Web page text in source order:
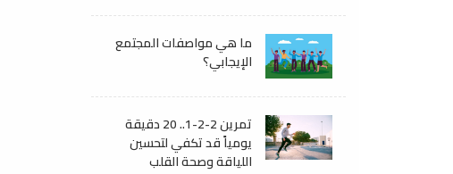
ما هي مواصفات المجتمع
الإيجابي؟
تمرين 2-2-1.. 20 دقيقة
يومياً قد تكفي لتحسين
اللياقة وصحة القلب